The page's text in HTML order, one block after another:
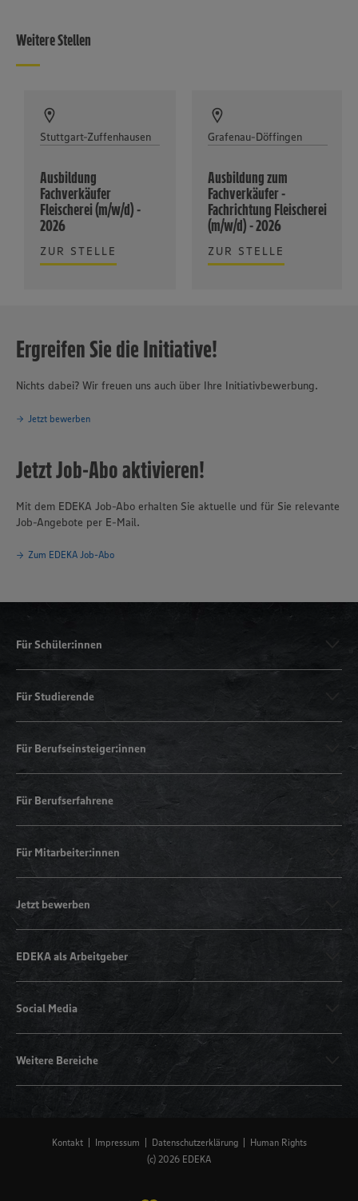
Weitere Stellen
Stuttgart-Zuffenhausen
Ausbildung
Fachverkäufer
Fleischerei (m/w/d) -
2026
ZUR STELLE
Grafenau-Döffingen
Ausbildung zum
Fachverkäufer -
Fachrichtung Fleischerei
(m/w/d) - 2026
ZUR STELLE
Ergreifen Sie die Initiative!
Nichts dabei? Wir freuen uns auch über Ihre Initiativbewerbung.
Jetzt bewerben
Jetzt Job-Abo aktivieren!
Mit dem EDEKA Job-Abo erhalten Sie aktuelle und für Sie relevante
Job-Angebote per E-Mail.
Zum EDEKA Job-Abo
Für Schüler:innen
Für Studierende
Für Berufseinsteiger:innen
Für Berufserfahrene
Für Mitarbeiter:innen
Jetzt bewerben
EDEKA als Arbeitgeber
Social Media
Weitere Bereiche
Kontakt Impressum Datenschutzerklärung
Human Rights
(c) 2026 EDEKA